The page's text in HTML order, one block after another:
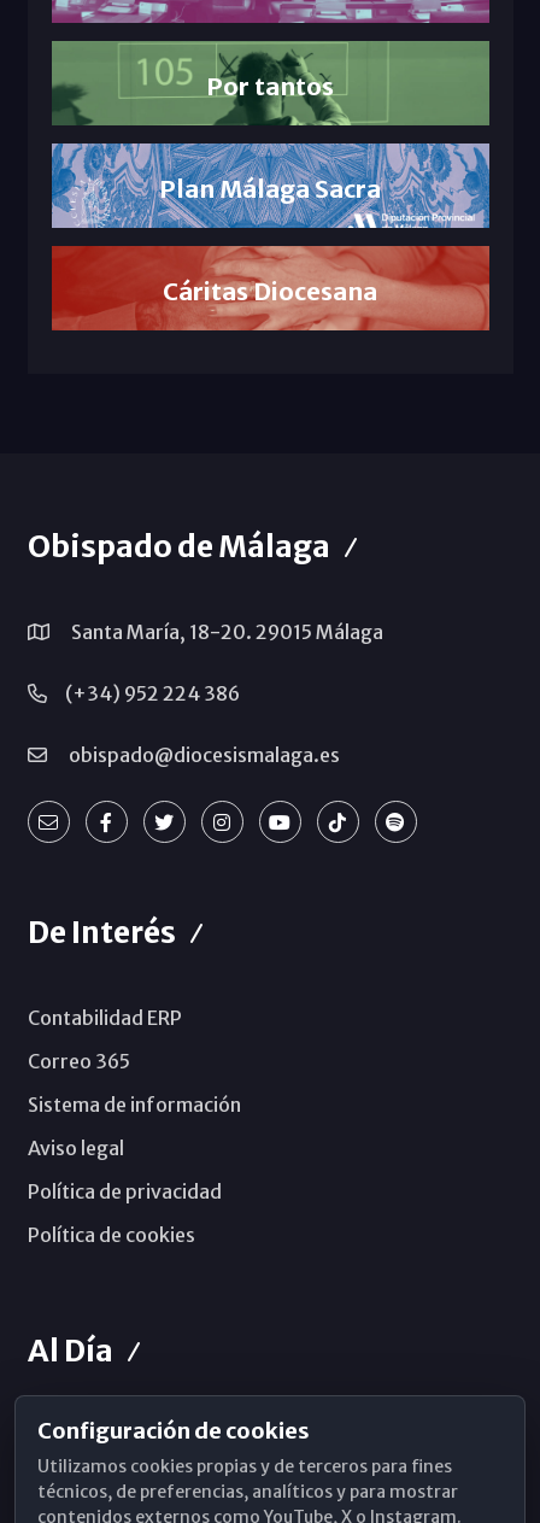
Por tantos
Plan Málaga Sacra
Cáritas Diocesana
Obispado de Málaga
Santa María, 18-20. 29015 Málaga
(+34) 952 224 386
obispado@diocesismalaga.es
De Interés
Contabilidad ERP
Correo 365
Sistema de información
Aviso legal
Política de privacidad
Política de cookies
Al Día
Horarios de Misa
Hemeroteca
Configuración de cookies
Utilizamos cookies propias y de terceros para fines
técnicos, de preferencias, analíticos y para mostrar
contenidos externos como YouTube, X o Instagram.